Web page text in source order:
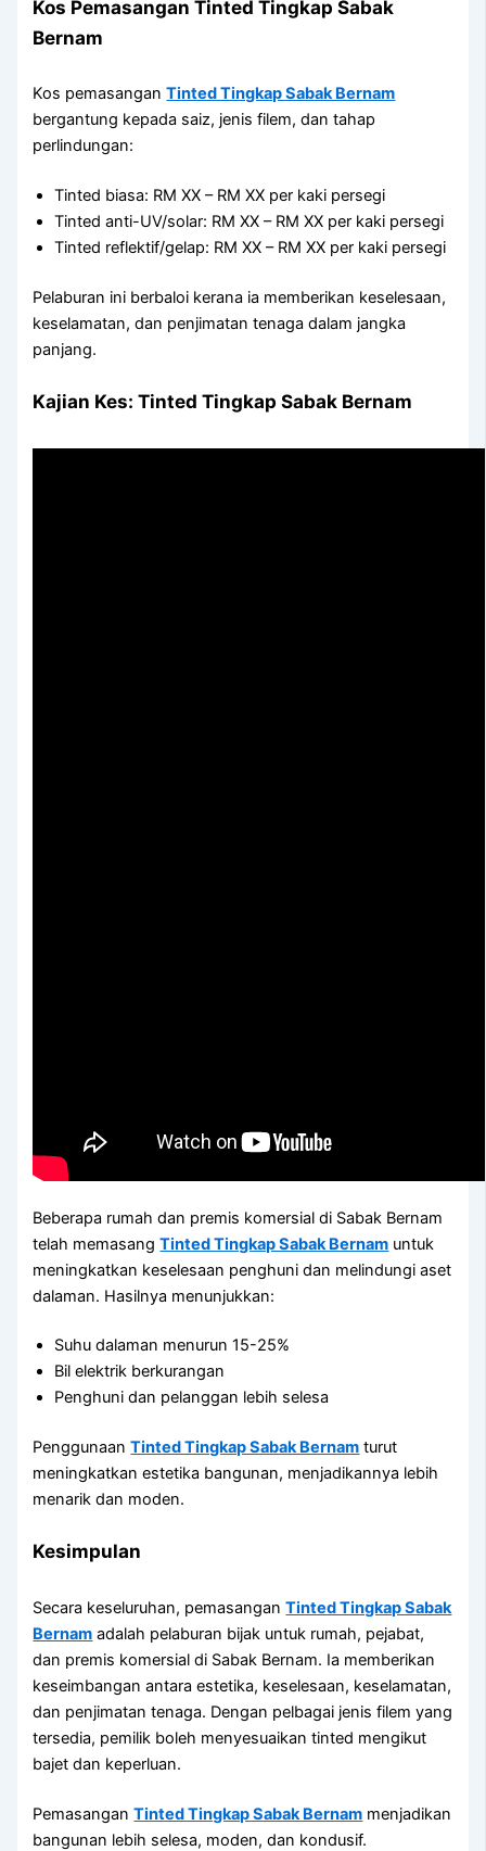
Kos Pemasangan Tinted Tingkap Sabak
Bernam
Kos pemasanganTinted Tingkap Sabak Bernam
bergantung kepada saiz, jenis filem, dan tahap
perlindungan:
Tinted biasa: RM XX – RM XX per kaki persegi
Tinted anti-UV/solar: RM XX – RM XX per kaki persegi
Tinted reflektif/gelap: RM XX – RM XX per kaki persegi
Pelaburan ini berbaloi kerana ia memberikan keselesaan,
keselamatan, dan penjimatan tenaga dalam jangka
panjang.
Kajian Kes: Tinted Tingkap Sabak Bernam
Beberapa rumah dan premis komersial di Sabak Bernam
telah memasangTinted Tingkap Sabak Bernam untuk
meningkatkan keselesaan penghuni dan melindungi aset
dalaman. Hasilnya menunjukkan:
Suhu dalaman menurun 15-25%
Bil elektrik berkurangan
Penghuni dan pelanggan lebih selesa
PenggunaanTinted Tingkap Sabak Bernam turut
meningkatkan estetika bangunan, menjadikannya lebih
menarik dan moden.
Kesimpulan
Secara keseluruhan, pemasanganTinted Tingkap Sabak
Bernam adalah pelaburan bijak untuk rumah, pejabat,
dan premis komersial di Sabak Bernam. Ia memberikan
keseimbangan antara estetika, keselesaan, keselamatan,
dan penjimatan tenaga. Dengan pelbagai jenis filem yang
tersedia, pemilik boleh menyesuaikan tinted mengikut
bajet dan keperluan.
PemasanganTinted Tingkap Sabak Bernam menjadikan
bangunan lebih selesa, moden, dan kondusif.